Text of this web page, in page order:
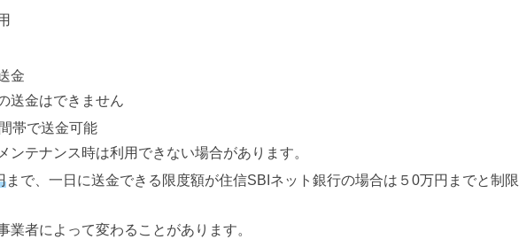
金
送金はできません
帯で送金可能
ンテナンス時は利用できない場合があります。
まで、一日に送金できる限度額が住信SBIネット銀行の場合は５0万円までと制限
者によって変わることがあります。